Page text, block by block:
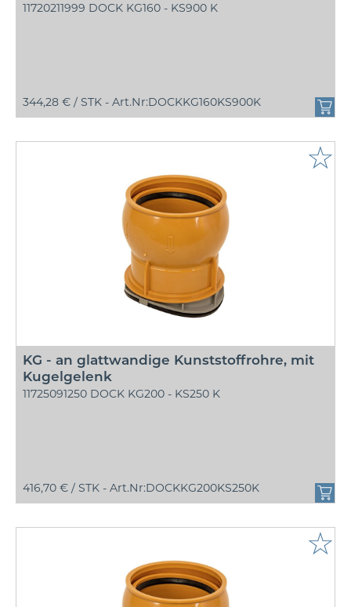
11720211999 DOCK KG160 - KS900 K
344,28 € / STK - Art.Nr:DOCKKG160KS900K
☆
KG - an glattwandige Kunststoffrohre, mit
Kugelgelenk
11725091250 DOCK KG200 - KS250 K
416,70 € / STK - Art.Nr:DOCKKG200KS250K
☆